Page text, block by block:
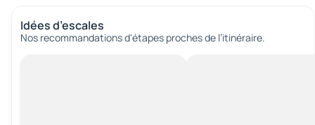
Idées d’escales
Nos recommandations d'étapes proches de l’itinéraire.